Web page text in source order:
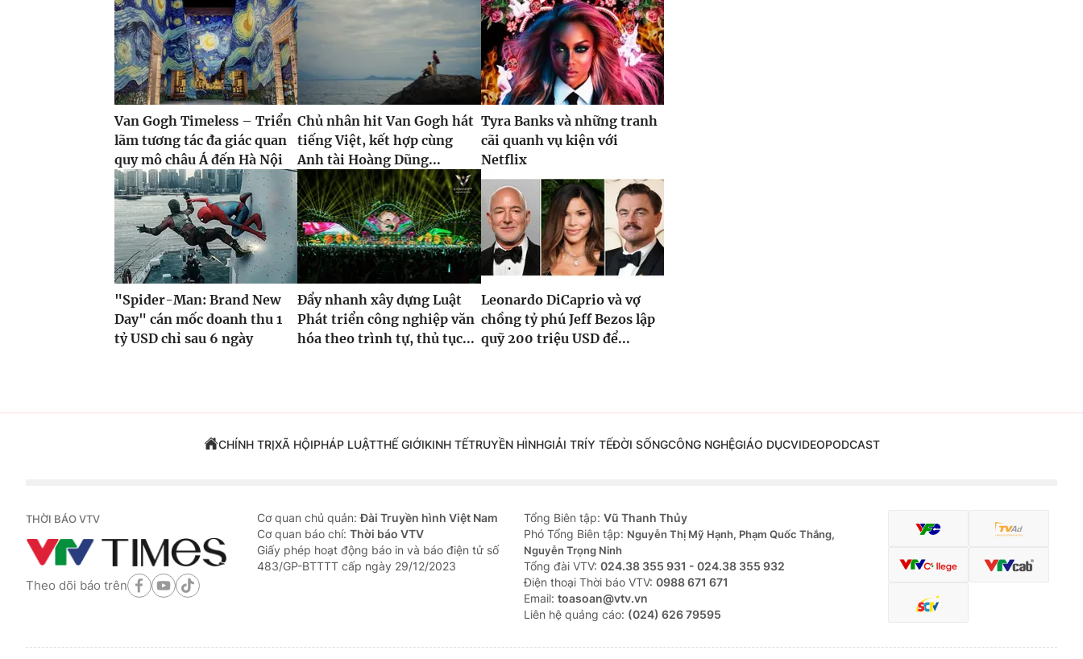
Van Gogh Timeless – Triển
lãm tương tác đa giác quan
quy mô châu Á đến Hà Nội
Chủ nhân hit Van Gogh hát
tiếng Việt, kết hợp cùng
Anh tài Hoàng Dũng...
Tyra Banks và những tranh
cãi quanh vụ kiện với
Netflix
"Spider-Man: Brand New
Day" cán mốc doanh thu 1
tỷ USD chỉ sau 6 ngày
Đẩy nhanh xây dựng Luật
Phát triển công nghiệp văn
hóa theo trình tự, thủ tục...
Leonardo DiCaprio và vợ
chồng tỷ phú Jeff Bezos lập
quỹ 200 triệu USD để...
CHÍNH TRỊXÃ HỘIPHÁP LUẬTTHẾ GIỚIKINH TẾTRUYỀN HÌNHGIẢI TRÍY TẾĐỜI SỐNGCÔNG NGHỆGIÁO DỤCVIDEOPODCAST
THỜI BÁO VTV
Theo dõi báo trên
Cơ quan chủ quản:Đài Truyền hình Việt Nam
Cơ quan báo chí: Thời báo VTV
Giấy phép hoạt động báo in và báo điện tử số
483/GP-BTTTT cấp ngày 29/12/2023
Tổng Biên tập: Vũ Thanh Thủy
Phó Tổng Biên tập: Nguyễn Thị Mỹ Hạnh, Phạm Quốc Thắng,
Nguyễn Trọng Ninh
Tổng đài VTV: 024.38 355 931 - 024.38 355 932
Ðiện thoại Thời báo VTV: 0988 671 671
Email: toasoan@vtv.vn
Liên hệ quảng cáo: (024) 626 79595